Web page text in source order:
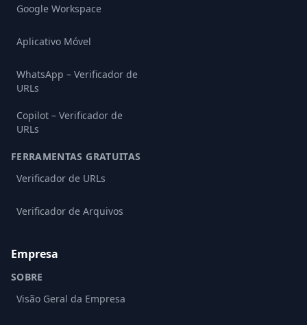
Google Workspace
Aplicativo Móvel
WhatsApp – Verificador de
URLs
Copilot – Verificador de
URLs
FERRAMENTAS GRATUITAS
Verificador de URLs
Verificador de Arquivos
Empresa
SOBRE
Visão Geral da Empresa